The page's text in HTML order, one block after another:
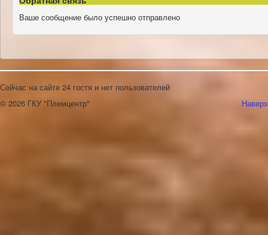
Ваше сообщение было успешно отправлено
Сейчас на сайте 24 гостя и нет пользователей
Наверх
© 2026 ГКУ "Племцентр"